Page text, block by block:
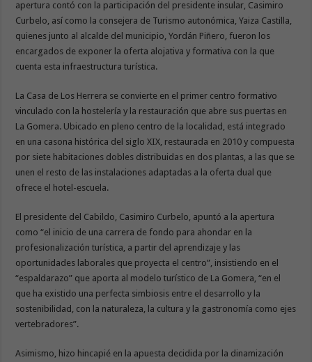
apertura contó con la participación del presidente insular, Casimiro
Curbelo, así como la consejera de Turismo autonómica, Yaiza Castilla,
quienes junto al alcalde del municipio, Yordán Piñero, fueron los
encargados de exponer la oferta alojativa y formativa con la que
cuenta esta infraestructura turística.
La Casa de Los Herrera se convierte en el primer centro formativo
vinculado con la hostelería y la restauración que abre sus puertas en
La Gomera. Ubicado en pleno centro de la localidad, está integrado
en una casona histórica del siglo XIX, restaurada en 2010 y compuesta
por siete habitaciones dobles distribuidas en dos plantas, a las que se
unen el resto de las instalaciones adaptadas a la oferta dual que
ofrece el hotel-escuela.
El presidente del Cabildo, Casimiro Curbelo, apuntó a la apertura
como “el inicio de una carrera de fondo para ahondar en la
profesionalización turística, a partir del aprendizaje y las
oportunidades laborales que proyecta el centro”, insistiendo en el
“espaldarazo” que aporta al modelo turístico de La Gomera, “en el
que ha existido una perfecta simbiosis entre el desarrollo y la
sostenibilidad, con la naturaleza, la cultura y la gastronomía como ejes
vertebradores”.
Asimismo, hizo hincapié en la apuesta decidida por la dinamización